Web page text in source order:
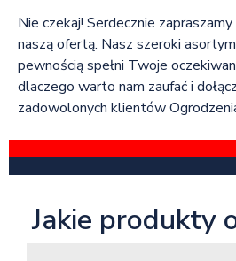
Nie czekaj! Serdecznie
naszą ofertą. Nasz szeroki
pewnością spełni Twoje
dlaczego warto nam zaufać i
zadowolonych klientów
Jakie produkty